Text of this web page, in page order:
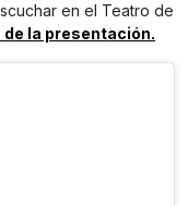
en el Teatro de
la presentación.